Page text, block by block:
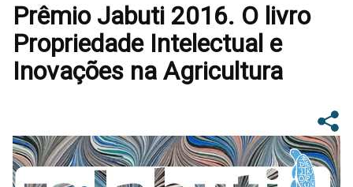
Prêmio Jabuti 2016. O livro
Propriedade Intelectual e
Inovações na Agricultura